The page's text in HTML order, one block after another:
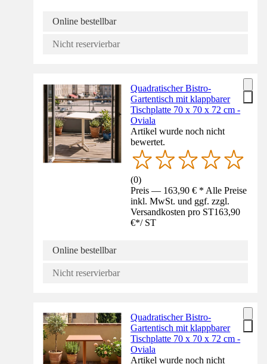
Online bestellbar
Nicht reservierbar
Quadratischer Bistro-
Gartentisch mit klappbarer
Tischplatte 70 x 70 x 72 cm -
Oviala
Artikel wurde noch nicht
bewertet.
(0)
Preis — 163,90 € * Alle Preise
inkl. MwSt. und ggf. zzgl.
Versandkosten pro ST163,90
€*/ ST
Online bestellbar
Nicht reservierbar
Quadratischer Bistro-
Gartentisch mit klappbarer
Tischplatte 70 x 70 x 72 cm -
Oviala
Artikel wurde noch nicht